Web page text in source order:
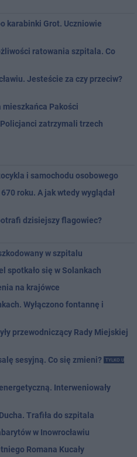
karabinki Grot. Uczniowie
ratowania szpitala. Co
Jesteście za czy przeciw?
Pakości
zatrzymali trzech
i samochodu osobowego
roku. A jak wtedy wyglądał
dzisiejszy flagowiec?
w szpitalu
spotkało się w Solankach
na krajówce
Wyłączono fontannę i
przewodniczący Rady Miejskiej
sesyjną. Co się zmieni?
TYLKO U
Interweniowały
Trafiła do szpitala
w Inowrocławiu
Romana Kucały